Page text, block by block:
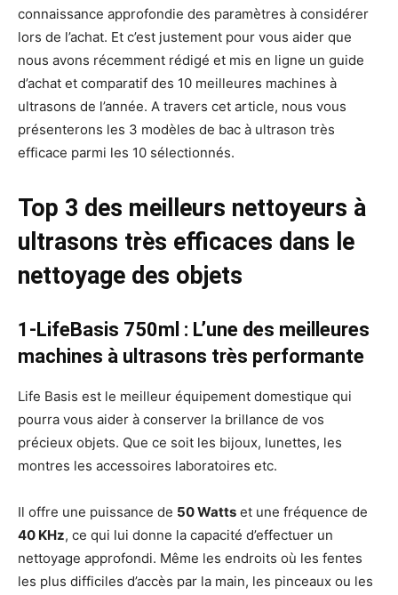
connaissance approfondie des paramètres à considérer
lors de l’achat. Et c’est justement pour vous aider que
nous avons récemment rédigé et mis en ligne un guide
d’achat et comparatif des 10 meilleures machines à
ultrasons de l’année. A travers cet article, nous vous
présenterons les 3 modèles de bac à ultrason très
efficace parmi les 10 sélectionnés.
Top 3 des meilleurs nettoyeurs à
ultrasons très efficaces dans le
nettoyage des objets
1-LifeBasis 750ml : L’une des meilleures
machines à ultrasons très performante
Life Basis est le meilleur équipement domestique qui
pourra vous aider à conserver la brillance de vos
précieux objets. Que ce soit les bijoux, lunettes, les
montres les accessoires laboratoires etc.
Il offre une puissance de 50 Watts et une fréquence de
40 KHz, ce qui lui donne la capacité d’effectuer un
nettoyage approfondi. Même les endroits où les fentes
les plus difficiles d’accès par la main, les pinceaux ou les